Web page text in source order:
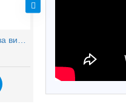
(1.20лв.)
Купи